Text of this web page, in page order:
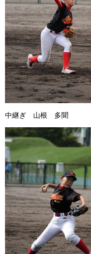
中継ぎ 山根 多聞